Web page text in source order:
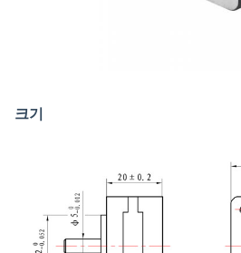
크기